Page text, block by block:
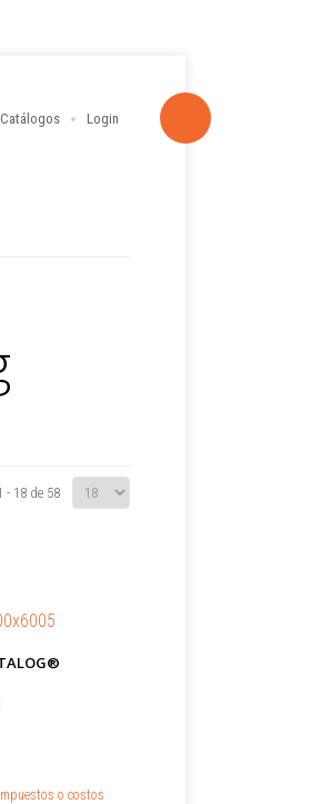
Catálogos Login
- 18 de 58
o costos